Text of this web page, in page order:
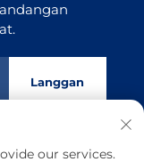
Langgan
Technology
our services.